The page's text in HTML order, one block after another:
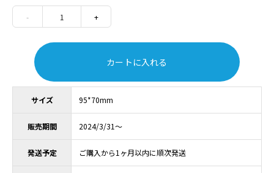
サイズ 95*70mm
販売期間 2024/3/31～
発送予定 ご購入から1ヶ月以内に順次発送
- 1 +
カートに入れる